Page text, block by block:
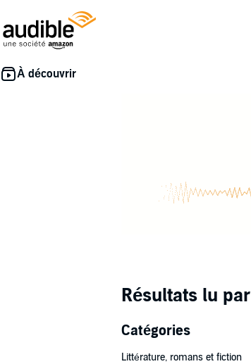
Résultats lu par
Catégories
Littérature, romans et fiction